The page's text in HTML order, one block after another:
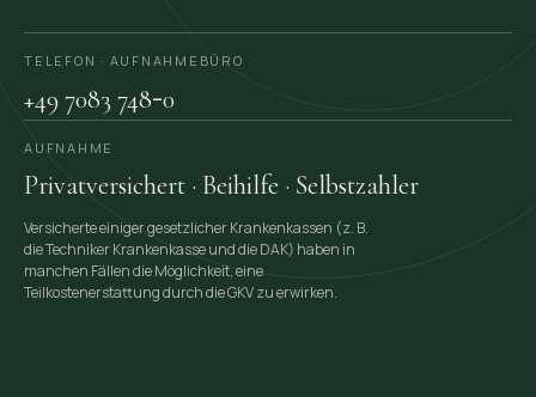
TELEFON · AUFNAHME­BÜRO
+49 7083 748-0
AUFNAHME
Privatversichert · Beihilfe · Selbstzahler
Versicherte einiger gesetzlicher Krankenkassen (z. B.
die Techniker Krankenkasse und die DAK) haben in
manchen Fällen die Möglichkeit, eine
Teilkostenerstattung durch die GKV zu erwirken.